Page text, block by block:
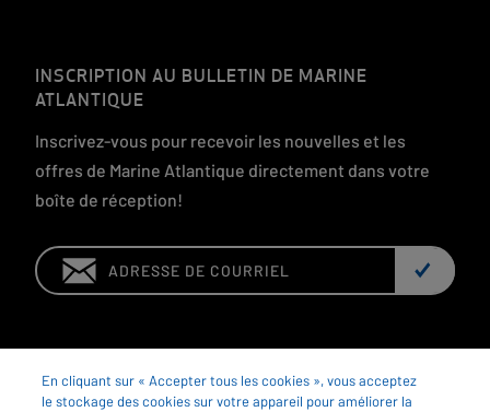
INSCRIPTION AU BULLETIN DE MARINE
ATLANTIQUE
Inscrivez-vous pour recevoir les nouvelles et les
offres de Marine Atlantique directement dans votre
boîte de réception!
Email:
En cliquant sur « Accepter tous les cookies », vous acceptez
le stockage des cookies sur votre appareil pour améliorer la